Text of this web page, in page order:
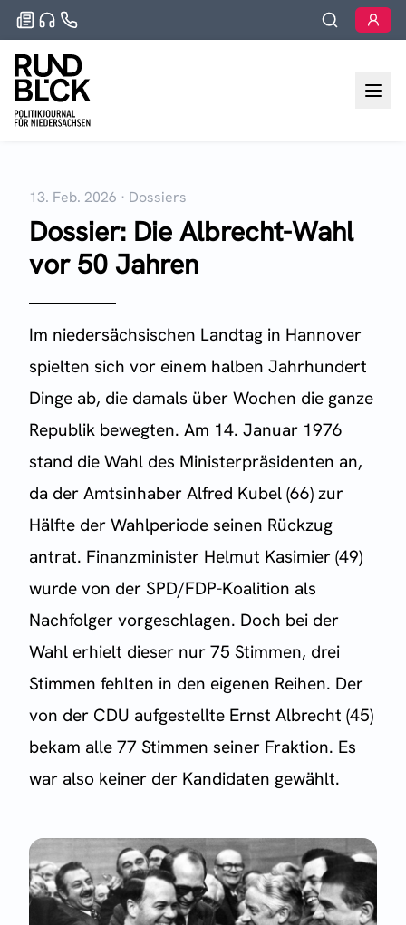
13. Feb. 2026 · Dossiers
Dossier: Die Albrecht-Wahl
vor 50 Jahren
Im niedersächsischen Landtag in Hannover
spielten sich vor einem halben Jahrhundert
Dinge ab, die damals über Wochen die ganze
Republik bewegten. Am 14. Januar 1976
stand die Wahl des Ministerpräsidenten an,
da der Amtsinhaber Alfred Kubel (66) zur
Hälfte der Wahlperiode seinen Rückzug
antrat. Finanzminister Helmut Kasimier (49)
wurde von der SPD/FDP-Koalition als
Nachfolger vorgeschlagen. Doch bei der
Wahl erhielt dieser nur 75 Stimmen, drei
Stimmen fehlten in den eigenen Reihen. Der
von der CDU aufgestellte Ernst Albrecht (45)
bekam alle 77 Stimmen seiner Fraktion. Es
war also keiner der Kandidaten gewählt.